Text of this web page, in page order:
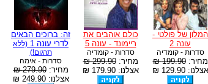
המלון של פולטי -
עונה 2
סדרות - קומדיה
מחיר:199.90 ₪
אצלנו: 129.90 ₪
כולם אוהבים את
ריימונד - עונה 5
סדרות - קומדיה
מחיר:299.90 ₪
אצלנו: 179.90 ₪
זה: ברוכים הבאים
לדרי עונה 1
(ללא
תרגום!)
סדרות - אימה
מחיר:279.90 ₪
אצלנו: 249.90 ₪